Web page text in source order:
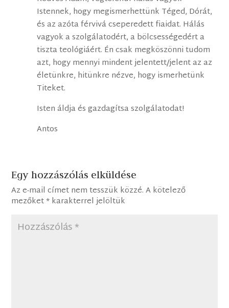
Istennek, hogy megismerhettünk Téged, Dórát,
és az azóta férvivá cseperedett fiaidat. Hálás
vagyok a szolgálatodért, a bölcsességedért a
tiszta teológiáért. Én csak megköszönni tudom
azt, hogy mennyi mindent jelentett/jelent az az
életünkre, hitünkre nézve, hogy ismerhetünk
Titeket.
Isten áldja és gazdagítsa szolgálatodat!
Antos
Egy hozzászólás elküldése
Az e-mail címet nem tesszük közzé. A kötelező
mezőket*karakterrel jelöltük